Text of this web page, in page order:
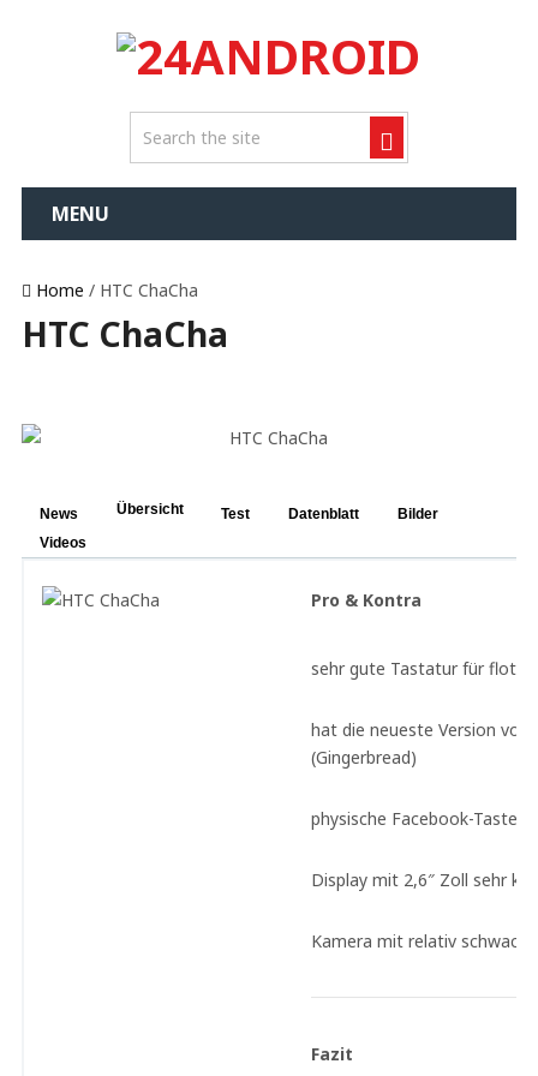
MENU
Home / HTC ChaCha
HTC ChaCha
News Übersicht Test Datenblatt
Bilder
Videos
Pro & Kontra
sehr gute Tastatur für flotte
hat die neueste Version von
(Gingerbread)
physische Facebook-Taste
Display mit 2,6″ Zoll sehr
Kamera mit relativ
Fazit